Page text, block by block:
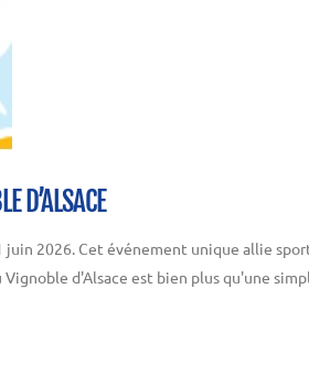
D’ALSACE
juin 2026. Cet événement unique allie
d'Alsace est bien plus qu'une